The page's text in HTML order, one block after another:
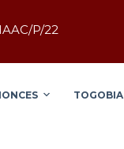
P/22
TOGOBIA